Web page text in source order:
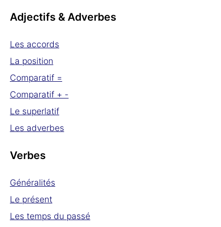
Adjectifs & Adverbes
Les accords
La position
Comparatif =
Comparatif + -
Le superlatif
Les adverbes
Verbes
Généralités
Le présent
Les temps du passé